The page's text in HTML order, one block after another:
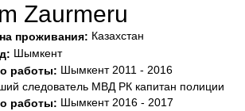
Zaurmeru
проживания: Казахстан
Шымкент
работы: Шымкент 2011 - 2016
следователь МВД РК капитан полиции
работы: Шымкент 2016 - 2017